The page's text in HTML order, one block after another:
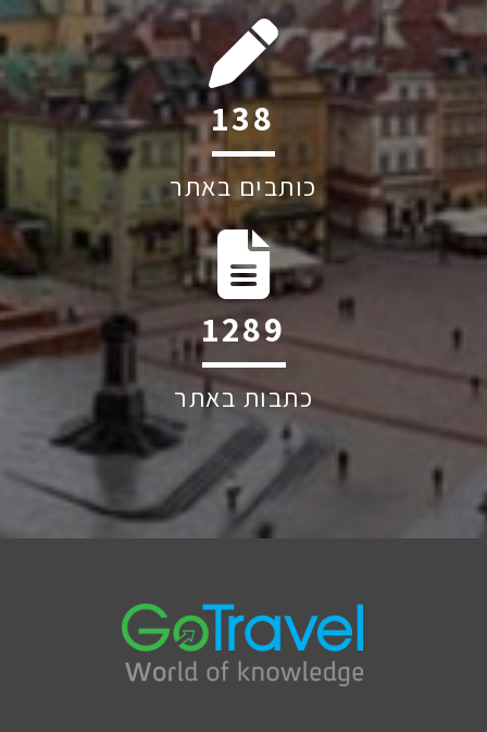
192
כותבים באתר
1787
כתבות באתר